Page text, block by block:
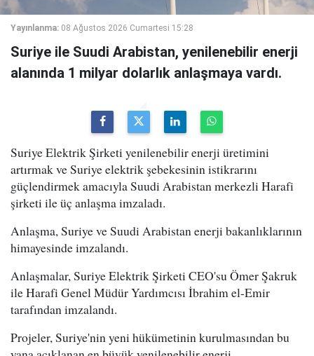
Yayınlanma: 08 Ağustos 2026 Cumartesi 15:28
Suriye ile Suudi Arabistan, yenilenebilir enerji
alanında 1 milyar dolarlık anlaşmaya vardı.
Suriye Elektrik Şirketi yenilenebilir enerji üretimini
artırmak ve Suriye elektrik şebekesinin istikrarını
güçlendirmek amacıyla Suudi Arabistan merkezli Harafi
şirketi ile üç anlaşma imzaladı.
Anlaşma, Suriye ve Suudi Arabistan enerji bakanlıklarının
himayesinde imzalandı.
Anlaşmalar, Suriye Elektrik Şirketi CEO'su Ömer Şakruk
ile Harafi Genel Müdür Yardımcısı İbrahim el-Emir
tarafından imzalandı.
Projeler, Suriye'nin yeni hükümetinin kurulmasından bu